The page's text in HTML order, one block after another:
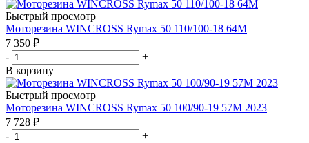
Быстрый просмотр
Моторезина WINCROSS Rymax 50 110/100-18 64M
7 350 ₽
-
+
В корзину
Быстрый просмотр
Моторезина WINCROSS Rymax 50 100/90-19 57M 2023
7 728 ₽
-
+